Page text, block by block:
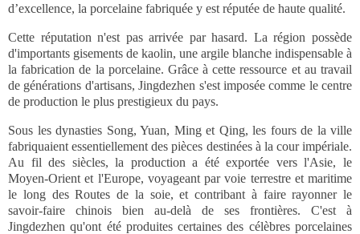
d’excellence, la porcelaine fabriquée y est réputée de haute qualité.
Cette réputation n'est pas arrivée par hasard. La région possède
d'importants gisements de kaolin, une argile blanche indispensable à
la fabrication de la porcelaine. Grâce à cette ressource et au travail
de générations d'artisans, Jingdezhen s'est imposée comme le centre
de production le plus prestigieux du pays.
Sous les dynasties Song, Yuan, Ming et Qing, les fours de la ville
fabriquaient essentiellement des pièces destinées à la cour impériale.
Au fil des siècles, la production a été exportée vers l'Asie, le
Moyen-Orient et l'Europe, voyageant par voie terrestre et maritime
le long des Routes de la soie, et contribant à faire rayonner le
savoir-faire chinois bien au-delà de ses frontières. C'est à
Jingdezhen qu'ont été produites certaines des célèbres porcelaines